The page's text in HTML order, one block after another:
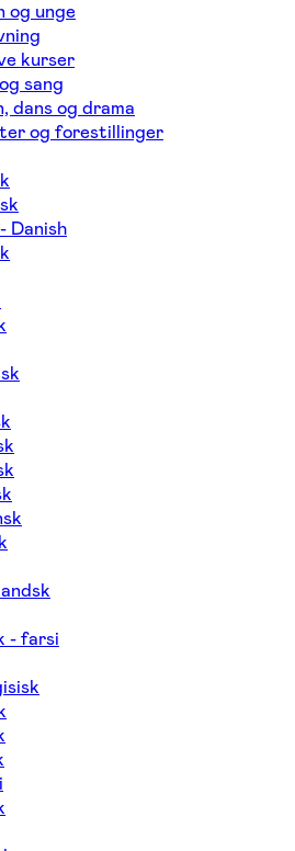
og unge
kurser
sang
dans og drama
og forestillinger
Danish
- farsi